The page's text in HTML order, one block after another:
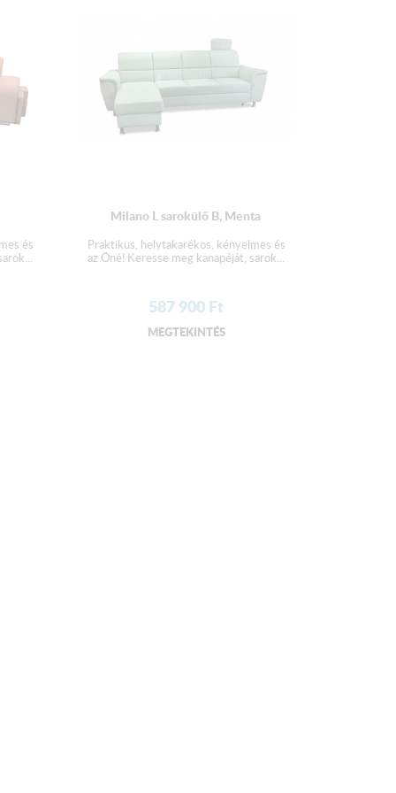
és
Milano L sarokülő B, Menta
Praktikus, helytakarékos, kényelmes és
az Öné! Keresse meg kanapéját, sarok...
587 900Ft
MEGTEKINTÉS